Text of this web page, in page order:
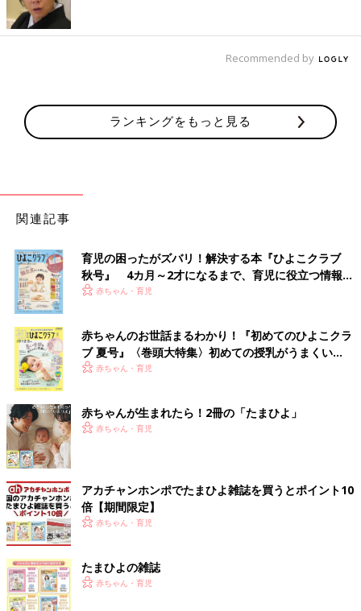
Recommended by
ランキングをもっと見る
関連記事
育児の困ったがズバリ！解決する本『ひよこクラブ
秋号』 4カ月～2才になるまで、育児に役立つ情報が
いっぱい！
赤ちゃん・育児
赤ちゃんのお世話まるわかり！『初めてのひよこクラ
ブ 夏号』〈巻頭大特集〉初めての授乳がうまくい
く！ おっぱい・ミルクの基本と夏のトラブル 解決テ
赤ちゃん・育児
赤ちゃんが生まれたら！2冊の「たまひよ」
赤ちゃん・育児
アカチャンホンポでたまひよ雑誌を買うとポイント10
倍【期間限定】
赤ちゃん・育児
たまひよの雑誌
赤ちゃん・育児